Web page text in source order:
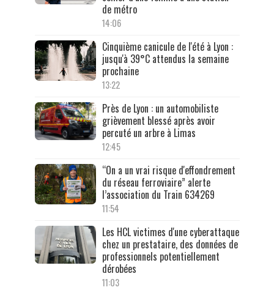
de métro
14:06
Cinquième canicule de l'été à Lyon :
jusqu'à 39°C attendus la semaine
prochaine
13:22
Près de Lyon : un automobiliste
grièvement blessé après avoir
percuté un arbre à Limas
12:45
“On a un vrai risque d'effondrement
du réseau ferroviaire” alerte
l’association du Train 634269
11:54
Les HCL victimes d'une cyberattaque
chez un prestataire, des données de
professionnels potentiellement
dérobées
11:03